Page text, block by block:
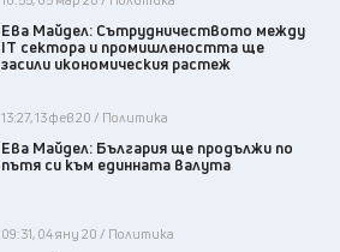
Ева Майдел: Сътрудничеството между
IT сектора и промишлеността ще
засили икономическия растеж
13:27, 13 фев 20 / Политика
Ева Майдел: България ще продължи по
пътя си към единната валута
09:31, 04 яну 20 / Политика